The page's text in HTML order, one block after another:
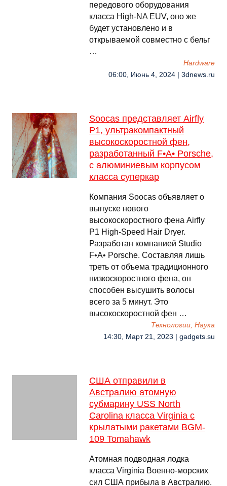
передового оборудования
класса High-NA EUV, оно же
будет установлено и в
открываемой совместно с бельг
…
Hardware
06:00, Июнь 4, 2024 | 3dnews.ru
Soocas представляет Airfly
P1, ультракомпактный
высокоскоростной фен,
разработанный F•A• Porsche,
с алюминиевым корпусом
класса суперкар
Компания Soocas объявляет о
выпуске нового
высокоскоростного фена Airfly
P1 High-Speed Hair Dryer.
Разработан компанией Studio
F•A• Porsche. Составляя лишь
треть от объема традиционного
низкоскоростного фена, он
способен высушить волосы
всего за 5 минут. Это
высокоскоростной фен …
Технологии, Наука
14:30, Март 21, 2023 | gadgets.su
США отправили в
Австралию атомную
субмарину USS North
Carolina класса Virginia с
крылатыми ракетами BGM-
109 Tomahawk
Атомная подводная лодка
класса Virginia Военно-морских
сил США прибыла в Австралию.